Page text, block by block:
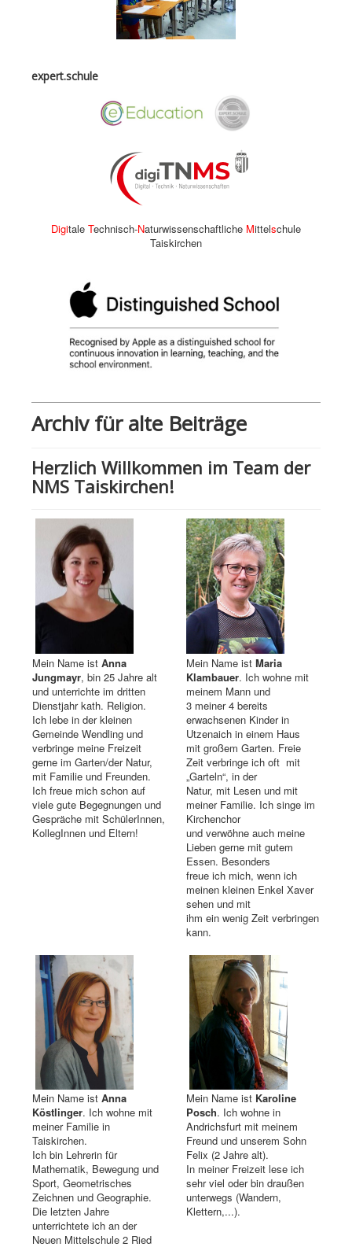
expert.schule
Digitale Technisch-Naturwissenschaftliche Mittelschule
Taiskirchen
Archiv für alte Beiträge
Herzlich Willkommen im Team der
NMS Taiskirchen!
Mein Name ist Anna
Jungmayr, bin 25 Jahre alt
und unterrichte im dritten
Dienstjahr kath. Religion.
Ich lebe in der kleinen
Gemeinde Wendling und
verbringe meine Freizeit
gerne im Garten/der Natur,
mit Familie und Freunden.
Ich freue mich schon auf
viele gute Begegnungen und
Gespräche mit SchülerInnen,
KollegInnen und Eltern!
Mein Name ist Maria
Klambauer. Ich wohne mit
meinem Mann und
3 meiner 4 bereits
erwachsenen Kinder in
Utzenaich in einem Haus
mit großem Garten. Freie
Zeit verbringe ich oft mit
„Garteln“, in der
Natur, mit Lesen und mit
meiner Familie. Ich singe im
Kirchenchor
und verwöhne auch meine
Lieben gerne mit gutem
Essen. Besonders
freue ich mich, wenn ich
meinen kleinen Enkel Xaver
sehen und mit
ihm ein wenig Zeit verbringen
kann.
Mein Name ist Anna
Köstlinger. Ich wohne mit
meiner Familie in
Taiskirchen.
Ich bin Lehrerin für
Mathematik, Bewegung und
Sport, Geometrisches
Zeichnen und Geographie.
Die letzten Jahre
unterrichtete ich an der
Neuen Mittelschule 2 Ried
Mein Name ist Karoline
Posch. Ich wohne in
Andrichsfurt mit meinem
Freund und unserem Sohn
Felix (2 Jahre alt).
In meiner Freizeit lese ich
sehr viel oder bin draußen
unterwegs (Wandern,
Klettern,...).